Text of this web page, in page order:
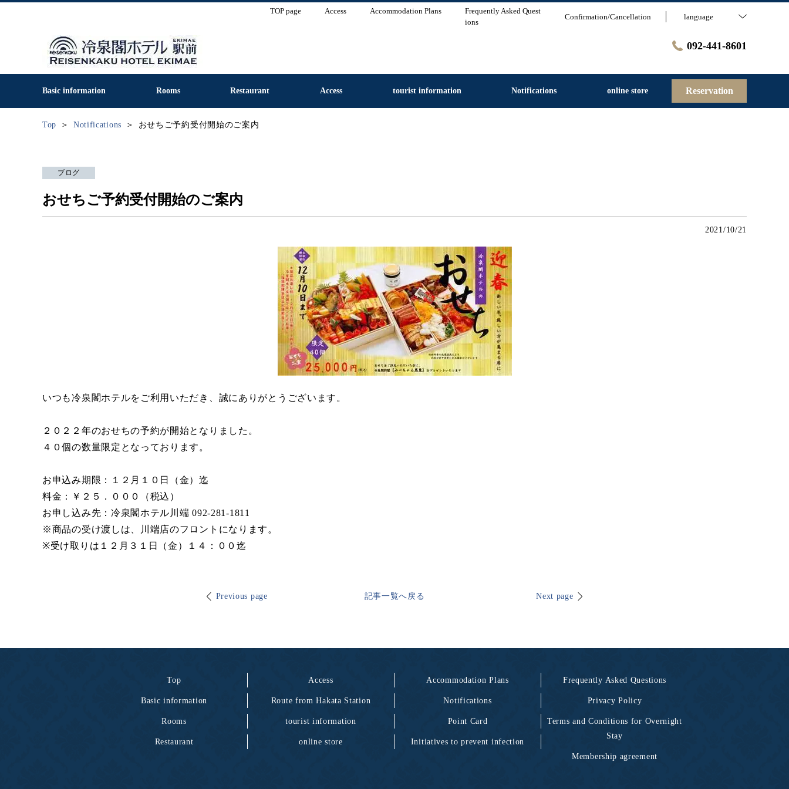
TOP page Access Accommodation Plans
Frequently Asked Quest
ions
Confirmation/Cancellation language
092-441-8601
Basic information Rooms Restaurant Access tourist information Notifications online store Reservation
Top Notifications おせちご予約受付開始のご案内
ブログ
おせちご予約受付開始のご案内
2021/10/21
いつも冷泉閣ホテルをご利用いただき、誠にありがとうございます。
２０２２年のおせちの予約が開始となりました。
４０個の数量限定となっております。
お申込み期限：１２月１０日（金）迄
料金：￥２５．０００（税込）
お申し込み先：冷泉閣ホテル川端 092-281-1811
※商品の受け渡しは、川端店のフロントになります。
※受け取りは１２月３１日（金）１４：００迄
Previous page 記事一覧へ戻る Next page
Top
Basic information
Rooms
Restaurant
Access
Route from Hakata Station
tourist information
online store
Accommodation Plans
Notifications
Point Card
Initiatives to prevent infection
Frequently Asked Questions
Privacy Policy
Terms and Conditions for Overnight
Stay
Membership agreement